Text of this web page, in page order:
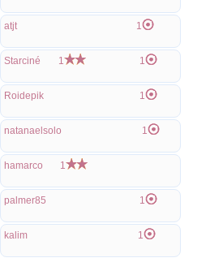
atjt 1
Starciné 1 1
Roidepik 1
natanaelsolo 1
hamarco 1
palmer85 1
kalim 1